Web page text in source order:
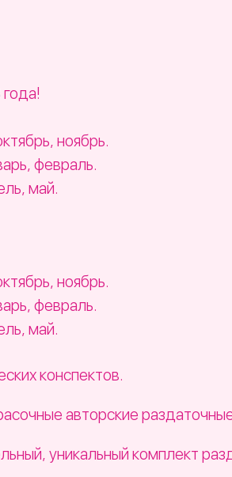
года!
ноябрь.
февраль.
май.
ноябрь.
февраль.
май.
конспектов.
авторские
уникальный комплект